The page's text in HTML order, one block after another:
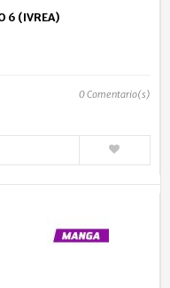
6 (IVREA)
0Comentario(s)